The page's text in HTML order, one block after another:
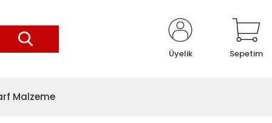
Üyelik Sepetim
Malzeme